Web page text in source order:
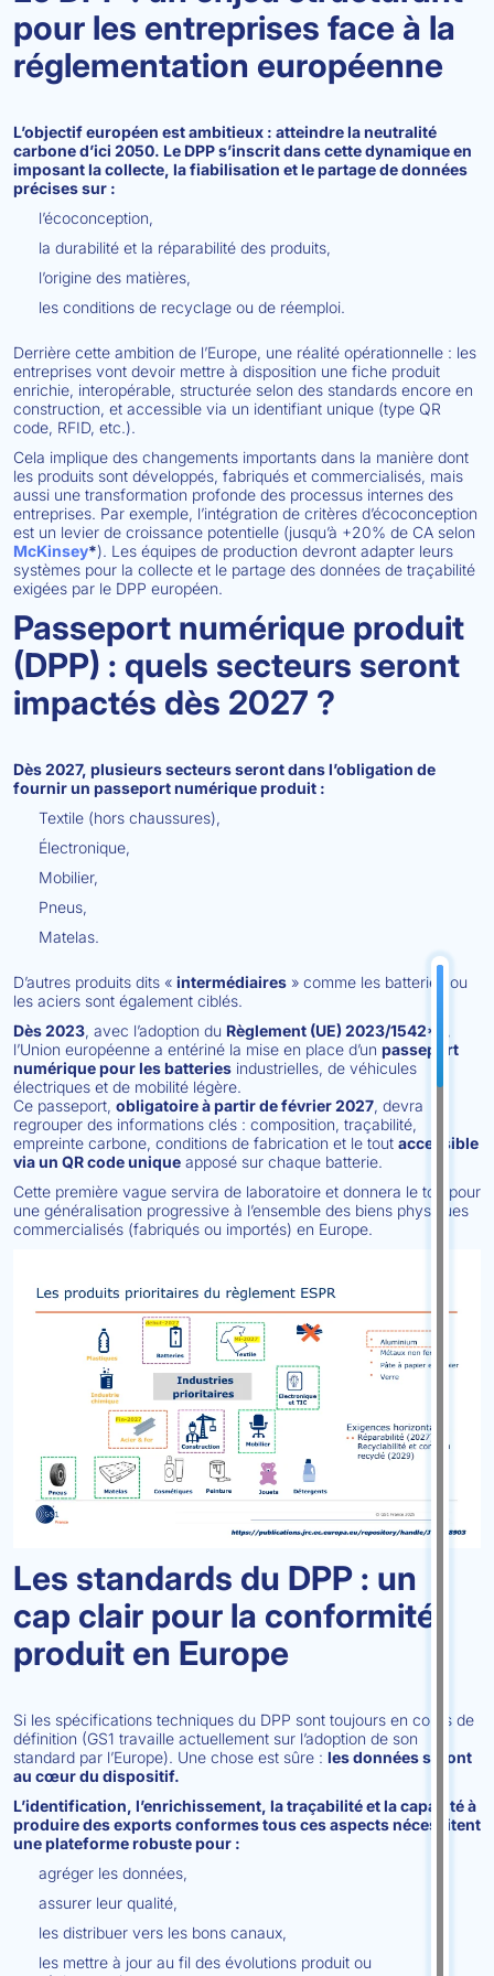
pour les entreprises face à la
réglementation européenne
L’objectif européen est ambitieux : atteindre la neutralité
carbone d’ici 2050. Le DPP s’inscrit dans cette dynamique en
imposant la collecte, la fiabilisation et le partage de données
précises sur :
l’écoconception,
la durabilité et la réparabilité des produits,
l’origine des matières,
les conditions de recyclage ou de réemploi.
Derrière cette ambition de l’Europe, une réalité opérationnelle : les
entreprises vont devoir mettre à disposition une fiche produit
enrichie, interopérable, structurée selon des standards encore en
construction, et accessible via un identifiant unique (type QR
code, RFID, etc.).
Cela implique des changements importants dans la manière dont
les produits sont développés, fabriqués et commercialisés, mais
aussi une transformation profonde des processus internes des
entreprises. Par exemple, l’intégration de critères d’écoconception
est un levier de croissance potentielle (jusqu’à +20% de CA selon
McKinsey*). Les équipes de production devront adapter leurs
systèmes pour la collecte et le partage des données de traçabilité
exigées par le DPP européen.
Passeport numérique produit
(DPP) : quels secteurs seront
impactés dès 2027 ?
Dès 2027, plusieurs secteurs seront dans l’obligation de
fournir un passeport numérique produit :
Textile (hors chaussures),
Électronique,
Mobilier,
Pneus,
Matelas.
D’autres produits dits « intermédiaires » comme les batteries ou
les aciers sont également ciblés.
Dès 2023, avec l’adoption du Règlement (UE) 2023/1542**
,
l’Union européenne a entériné la mise en place d’un passeport
numérique pour les batteries industrielles, de véhicules
électriques et de mobilité légère.
Ce passeport, obligatoire à partir de février 2027, devra
regrouper des informations clés : composition, traçabilité,
empreinte carbone, conditions de fabrication et le tout accessible
via un QR code unique apposé sur chaque batterie.
Cette première vague servira de laboratoire et donnera le ton pour
une généralisation progressive à l’ensemble des biens physiques
commercialisés (fabriqués ou importés) en Europe.
Les standards du DPP : un
cap clair pour la conformité
produit en Europe
Si les spécifications techniques du DPP sont toujours en cours de
définition (GS1 travaille actuellement sur l’adoption de son
standard par l’Europe). Une chose est sûre : les données seront
au cœur du dispositif.
L’identification, l’enrichissement, la traçabilité et la capacité à
produire des exports conformes tous ces aspects nécessitent
une plateforme robuste pour :
agréger les données,
assurer leur qualité,
les distribuer vers les bons canaux,
les mettre à jour au fil des évolutions produit ou